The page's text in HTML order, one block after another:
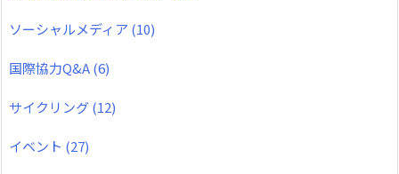
ソーシャルメディア (10)
国際協力Q&A(6)
サイクリング(12)
イベント (27)